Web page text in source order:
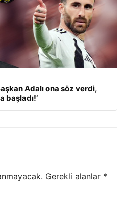
Adalı ona söz verdi,
başladı!’
Gerekli alanlar *